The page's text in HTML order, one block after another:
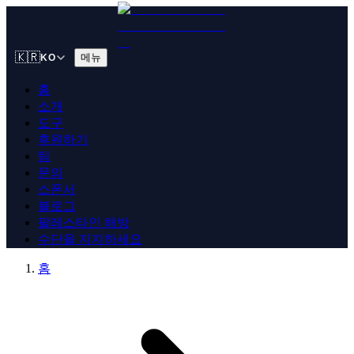
🇰🇷KO 메뉴
홈
소개
도구
후원하기
팀
문의
스폰서
블로그
팔레스타인 해방
수단을 지지하세요
홈